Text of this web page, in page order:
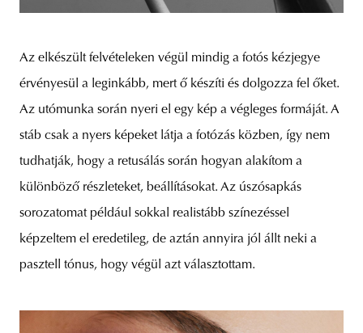
Az elkészült felvételeken végül mindig a fotós kézjegye
érvényesül a leginkább, mert ő készíti és dolgozza fel őket.
Az utómunka során nyeri el egy kép a végleges formáját. A
stáb csak a nyers képeket látja a fotózás közben, így nem
tudhatják, hogy a retusálás során hogyan alakítom a
különböző részleteket, beállításokat. Az úszósapkás
sorozatomat például sokkal realistább színezéssel
képzeltem el eredetileg, de aztán annyira jól állt neki a
pasztell tónus, hogy végül azt választottam.